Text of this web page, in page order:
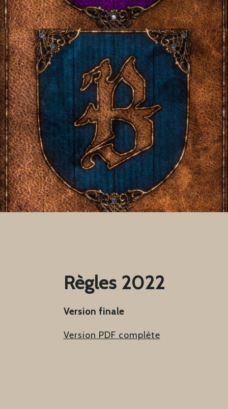
Règles 2022
Version finale
Version PDF complète